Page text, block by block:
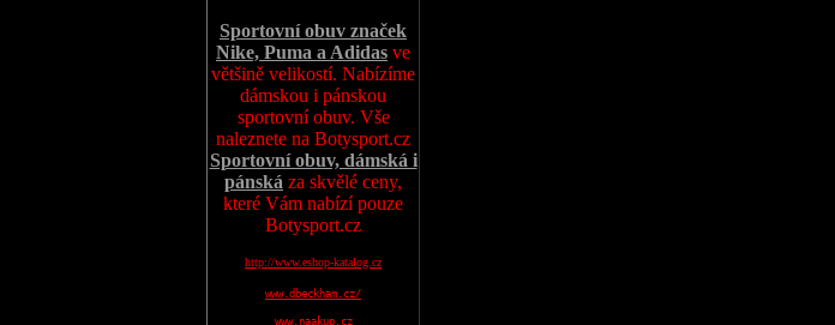
Sportovní obuv značek
Nike, Puma a Adidas ve
většině velikostí. Nabízíme
dámskou i pánskou
sportovní obuv. Vše
naleznete na Botysport.cz
Sportovní obuv, dámská i
pánská za skvělé ceny,
které Vám nabízí pouze
Botysport.cz
http://www.eshop-katalog.cz
www.dbeckham.cz/
www.naakup.cz